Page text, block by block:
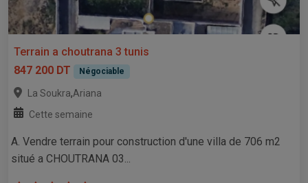
Terrain a choutrana 3 tunis
847 200 DT
Négociable
La Soukra,Ariana
Cette semaine
A. Vendre terrain pour construction d'une villa de 706 m2
situé a CHOUTRANA 03...